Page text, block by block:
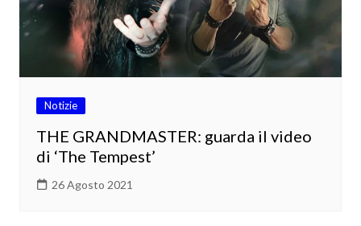
Notizie
THE GRANDMASTER: guarda il video
di ‘The Tempest’
26 Agosto 2021